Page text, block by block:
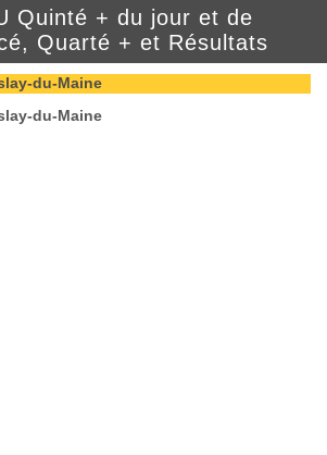
Quinté + du jour et de
Quarté + et Résultats
du-Maine
du-Maine